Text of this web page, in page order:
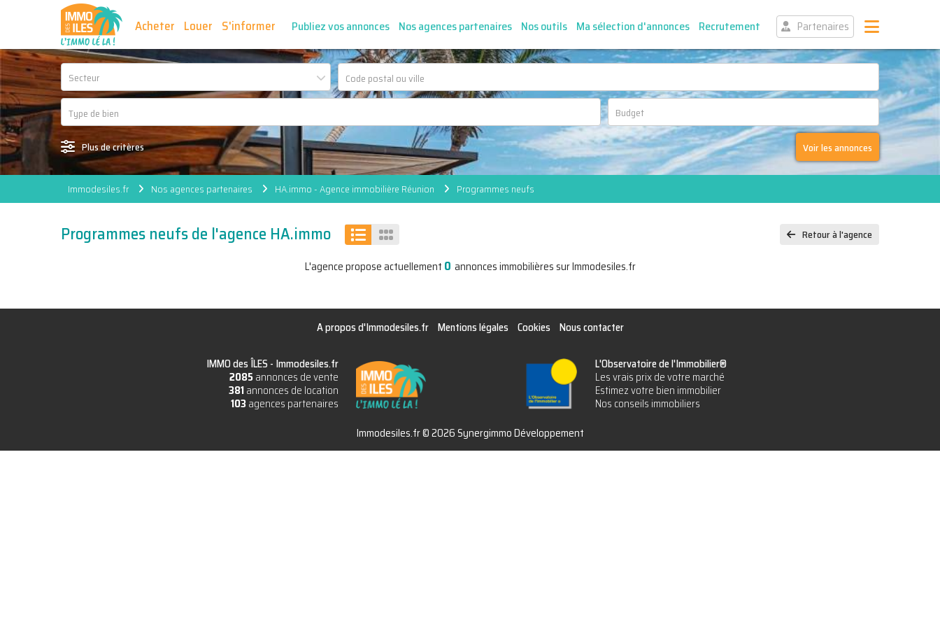
Acheter Louer S'informer Publiez vos annonces Nos agences partenaires Nos outils Ma sélection d'annonces Recrutement Partenaires
Secteur
Plus de critères Voir les annonces
Immodesiles.fr Nos agences partenaires HA.immo - Agence immobilière Réunion Programmes neufs
Programmes neufs de l'agence HA.immo Retour à l'agence
L'agence propose actuellement 0 annonces immobilières sur Immodesiles.fr
A propos d'Immodesiles.fr Mentions légales Cookies Nous contacter
IMMO des ÎLES - Immodesiles.fr
2085annonces de vente
381annonces de location
103agences partenaires
L'Observatoire de l'Immobilier®
Les vrais prix de votre marché
Estimez votre bien immobilier
Nos conseils immobiliers
Immodesiles.fr © 2026 Synergimmo Développement